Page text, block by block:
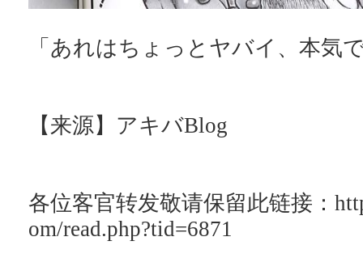
「あれはちょっとヤバイ、本気
【来源】アキバBlog
各位客官转发敬请保留此链接：
om/read.php?tid=6871